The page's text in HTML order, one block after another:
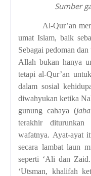
Sumber
Al-Qur’an
umat Islam, baik
Sebagai pedoman
Allah bukan hanya
tetapi al-Qur’an
dalam sosial
diwahyukan ketika
gunung cahaya (
terakhir diturunkan
wafatnya. Ayat-ayat
secara lambat laun
seperti ‘Ali dan
‘Utsman, khalifah